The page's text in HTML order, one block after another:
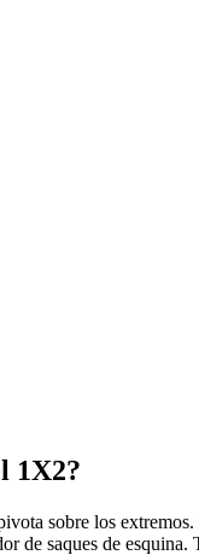
1X2?
sobre los extremos.
de saques de